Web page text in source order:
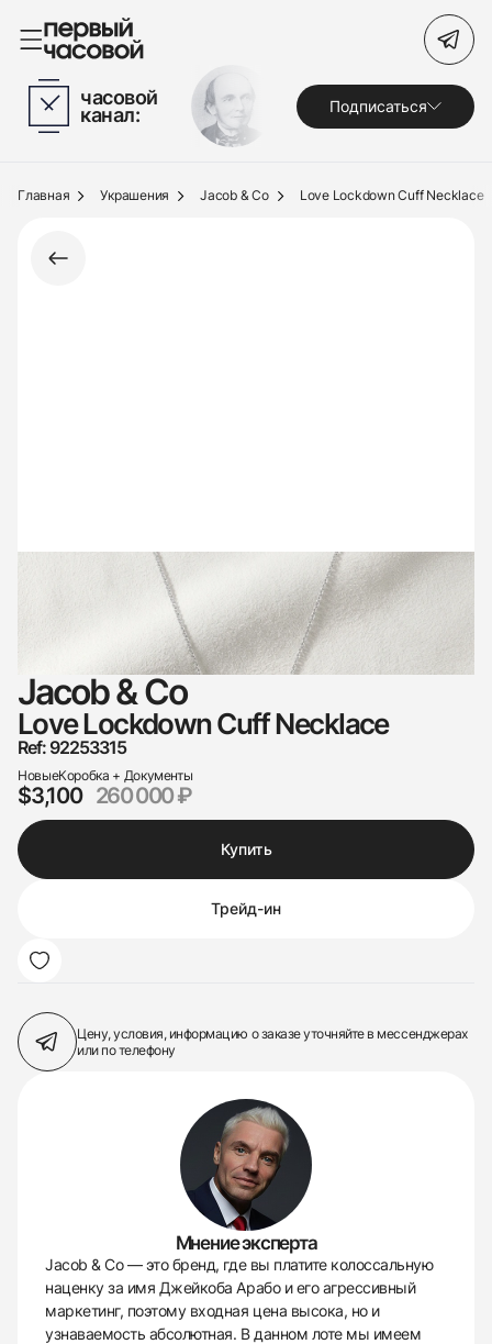
Часы
Украшения
Под заказ
Поиск по сайту
часовой
канал: Подписаться
Главная Украшения Jacob & Co Love Lockdown Cuff Necklace
Jacob & Co
Love Lockdown Cuff Necklace
Ref: 92253315
НовыеКоробка + Документы
$3,100 260 000 ₽
Купить
Трейд-ин
Цену, условия, информацию о заказеуточняйте в мессенджерах
или по телефону
Мнение эксперта
Jacob & Co — это бренд, где вы платите колоссальную
наценку за имя Джейкоба Арабо и его агрессивный
маркетинг, поэтому входная цена высока, но и
узнаваемость абсолютная. В данном лоте мы имеем